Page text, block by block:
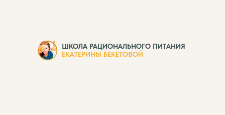
ШКОЛА РАЦИОНАЛЬНОГО ПИТАНИЯ
ЕКАТЕРИНЫ БЕКЕТОВОЙ